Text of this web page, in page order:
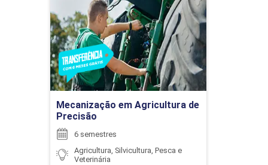
FELICIDADE E BEM-ESTAR
126
FUNDAMENTOS DE GEOLOGIA
Mecanização em Agricultura de
Precisão
6 semestres
Agricultura, Silvicultura, Pesca e
Veterinária
Agricultura de Precisão
Detalhes do curso
Ir para Inscrição